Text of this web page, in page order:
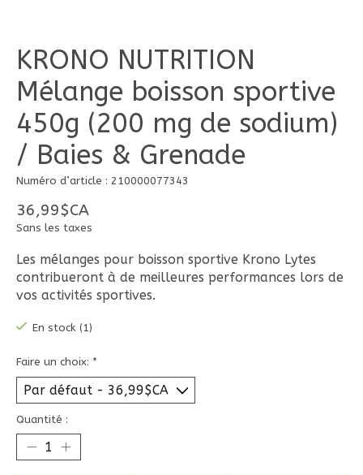
KRONO NUTRITION
Mélange boisson sportive
450g (200 mg de sodium)
/ Baies & Grenade
Numéro d’article : 210000077343
36,99$CA
Sans les taxes
Les mélanges pour boisson sportive Krono Lytes
contribueront à de meilleures performances lors de
vos activités sportives.
En stock (1)
Faire un choix: *
Quantité :